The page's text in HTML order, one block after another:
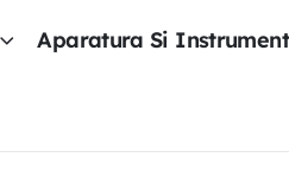
Aparatura Si